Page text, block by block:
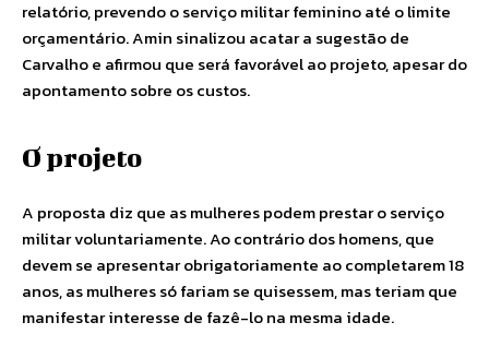
relatório, prevendo o serviço militar feminino até o limite
orçamentário. Amin sinalizou acatar a sugestão de
Carvalho e afirmou que será favorável ao projeto, apesar do
apontamento sobre os custos.
O projeto
A proposta diz que as mulheres podem prestar o serviço
militar voluntariamente. Ao contrário dos homens, que
devem se apresentar obrigatoriamente ao completarem 18
anos, as mulheres só fariam se quisessem, mas teriam que
manifestar interesse de fazê-lo na mesma idade.